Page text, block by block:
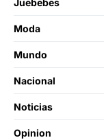
Juebebes
Moda
Mundo
Nacional
Noticias
Opinion